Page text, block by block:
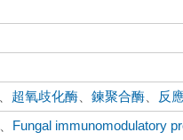
超氧歧化酶 、鍊聚合酶
反
Fungal immunomodulatory